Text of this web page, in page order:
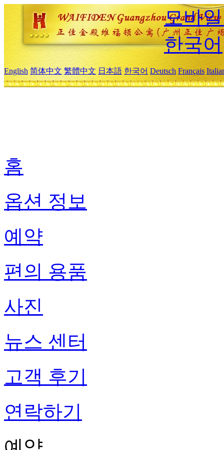
모바
한국어
English 简体中文 繁體中文 日本語 한국어 Deutsch Français
홈
옵션 정보
예약
편의 용품
사진
뉴스 센터
고객 후기
연락하기